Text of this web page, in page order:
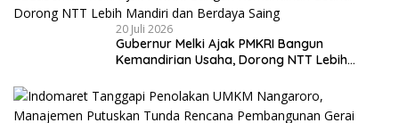
20 Juli 2026
Gubernur Melki Ajak PMKRI Bangun
Kemandirian Usaha, Dorong NTT Lebih